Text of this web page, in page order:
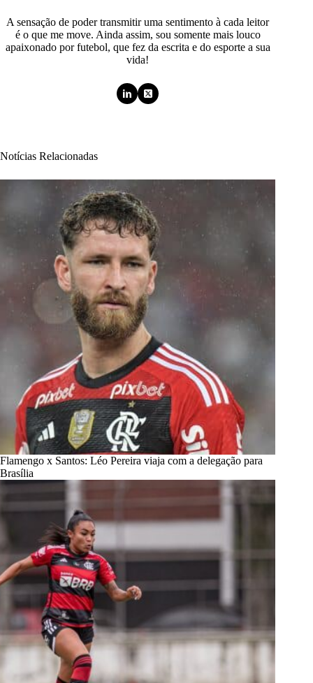
A sensação de poder transmitir uma sentimento à cada leitor
é o que me move. Ainda assim, sou somente mais louco
apaixonado por futebol, que fez da escrita e do esporte a sua
vida!
Notícias Relacionadas
Flamengo x Santos: Léo Pereira viaja com a delegação para
Brasília